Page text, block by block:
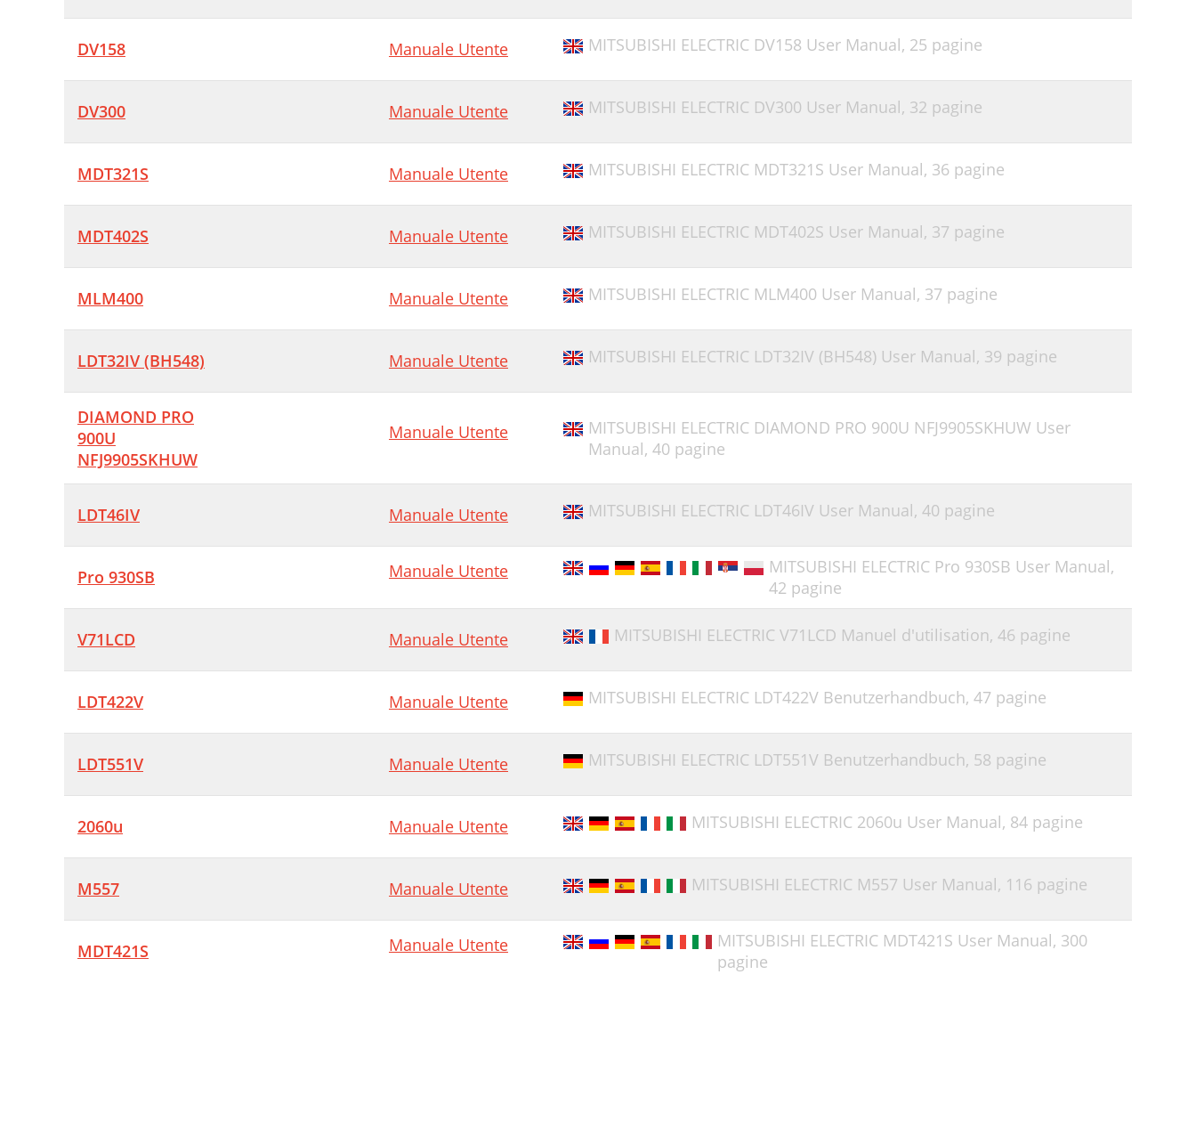
DV158 Manuale Utente MITSUBISHI ELECTRIC DV158 User Manual, 25 pagine
DV300 Manuale Utente MITSUBISHI ELECTRIC DV300 User Manual, 32 pagine
MDT321S Manuale Utente MITSUBISHI ELECTRIC MDT321S User Manual, 36 pagine
MDT402S Manuale Utente MITSUBISHI ELECTRIC MDT402S User Manual, 37 pagine
MLM400 Manuale Utente MITSUBISHI ELECTRIC MLM400 User Manual, 37 pagine
LDT32IV (BH548) Manuale Utente MITSUBISHI ELECTRIC LDT32IV (BH548) User Manual, 39 pagine
DIAMOND PRO
900U
NFJ9905SKHUW
Manuale Utente
MITSUBISHI ELECTRIC DIAMOND PRO 900U NFJ9905SKHUW User
Manual, 40 pagine
LDT46IV Manuale Utente MITSUBISHI ELECTRIC LDT46IV User Manual, 40 pagine
Pro 930SB Manuale Utente
MITSUBISHI ELECTRIC Pro 930SB User Manual,
42 pagine
V71LCD Manuale Utente MITSUBISHI ELECTRIC V71LCD Manuel d'utilisation, 46 pagine
LDT422V Manuale Utente MITSUBISHI ELECTRIC LDT422V Benutzerhandbuch, 47 pagine
LDT551V Manuale Utente MITSUBISHI ELECTRIC LDT551V Benutzerhandbuch, 58 pagine
2060u Manuale Utente MITSUBISHI ELECTRIC 2060u User Manual, 84 pagine
M557 Manuale Utente MITSUBISHI ELECTRIC M557 User Manual, 116 pagine
MDT421S Manuale Utente MITSUBISHI ELECTRIC MDT421S User Manual, 300
pagine